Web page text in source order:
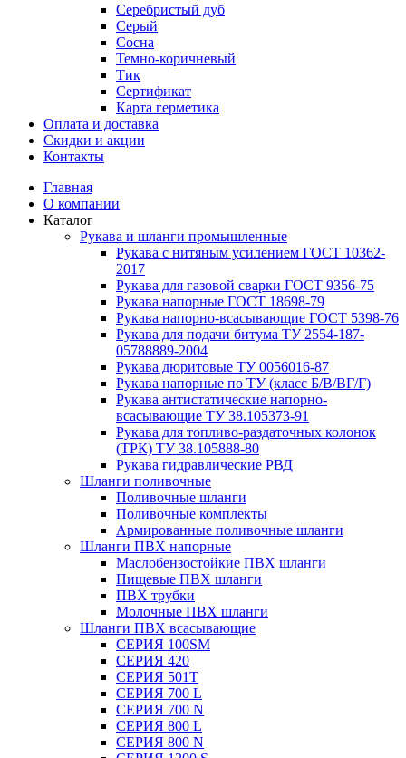
Серебристый дуб
Серый
Сосна
Темно-коричневый
Тик
Сертификат
Карта герметика
Оплата и доставка
Cкидки и акции
Контакты
Главная
О компании
Каталог
Рукава и шланги промышленные
Рукава с нитяным усилением ГОСТ 10362-
2017
Рукава для газовой сварки ГОСТ 9356-75
Рукава напорные ГОСТ 18698-79
Рукава нaпорно-всасывающие ГОСТ 5398-76
Рукава для подачи битума ТУ 2554-187-
05788889-2004
Рукава дюритовые ТУ 0056016-87
Рукава напорные по ТУ (класс Б/В/ВГ/Г)
Рукава антистатические напорно-
всасывающие ТУ 38.105373-91
Рукава для топливо-раздаточных колонок
(ТРК) ТУ 38.105888-80
Рукава гидравлические РВД
Шланги поливочные
Поливочные шланги
Поливочные комплекты
Армированные поливочные шланги
Шланги ПВХ напорные
Маслобензостойкие ПВХ шланги
Пищевые ПВХ шланги
ПВХ трубки
Молочные ПВХ шланги
Шланги ПВХ всасывающие
СЕРИЯ 100SM
СЕРИЯ 420
СЕРИЯ 501T
СЕРИЯ 700 L
СЕРИЯ 700 N
СЕРИЯ 800 L
СЕРИЯ 800 N